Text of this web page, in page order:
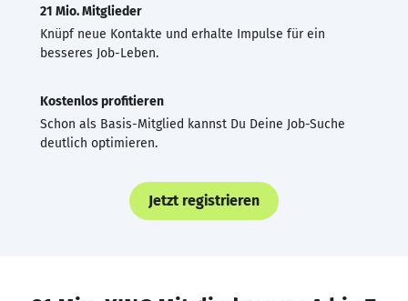
21 Mio. Mitglieder
Knüpf neue Kontakte und erhalte Impulse für ein
besseres Job-Leben.
Kostenlos profitieren
Schon als Basis-Mitglied kannst Du Deine Job-Suche
deutlich optimieren.
Jetzt registrieren